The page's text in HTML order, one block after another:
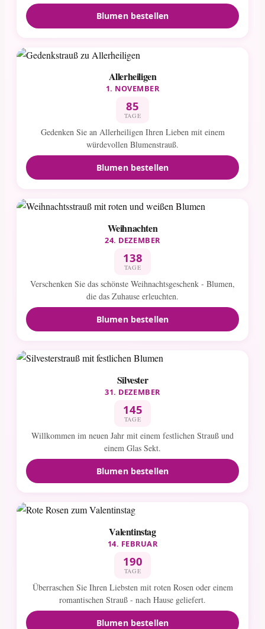
Blumen bestellen
Allerheiligen
1. NOVEMBER
85
TAGE
Gedenken Sie an Allerheiligen Ihren Lieben mit einem
würdevollen Blumenstrauß.
Blumen bestellen
Weihnachten
24. DEZEMBER
138
TAGE
Verschenken Sie das schönste Weihnachtsgeschenk - Blumen,
die das Zuhause erleuchten.
Blumen bestellen
Silvester
31. DEZEMBER
145
TAGE
Willkommen im neuen Jahr mit einem festlichen Strauß und
einem Glas Sekt.
Blumen bestellen
Valentinstag
14. FEBRUAR
190
TAGE
Überraschen Sie Ihren Liebsten mit roten Rosen oder einem
romantischen Strauß - nach Hause geliefert.
Blumen bestellen